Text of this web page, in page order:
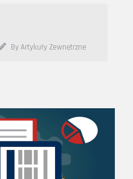
By Artykuły Zewnętrzne